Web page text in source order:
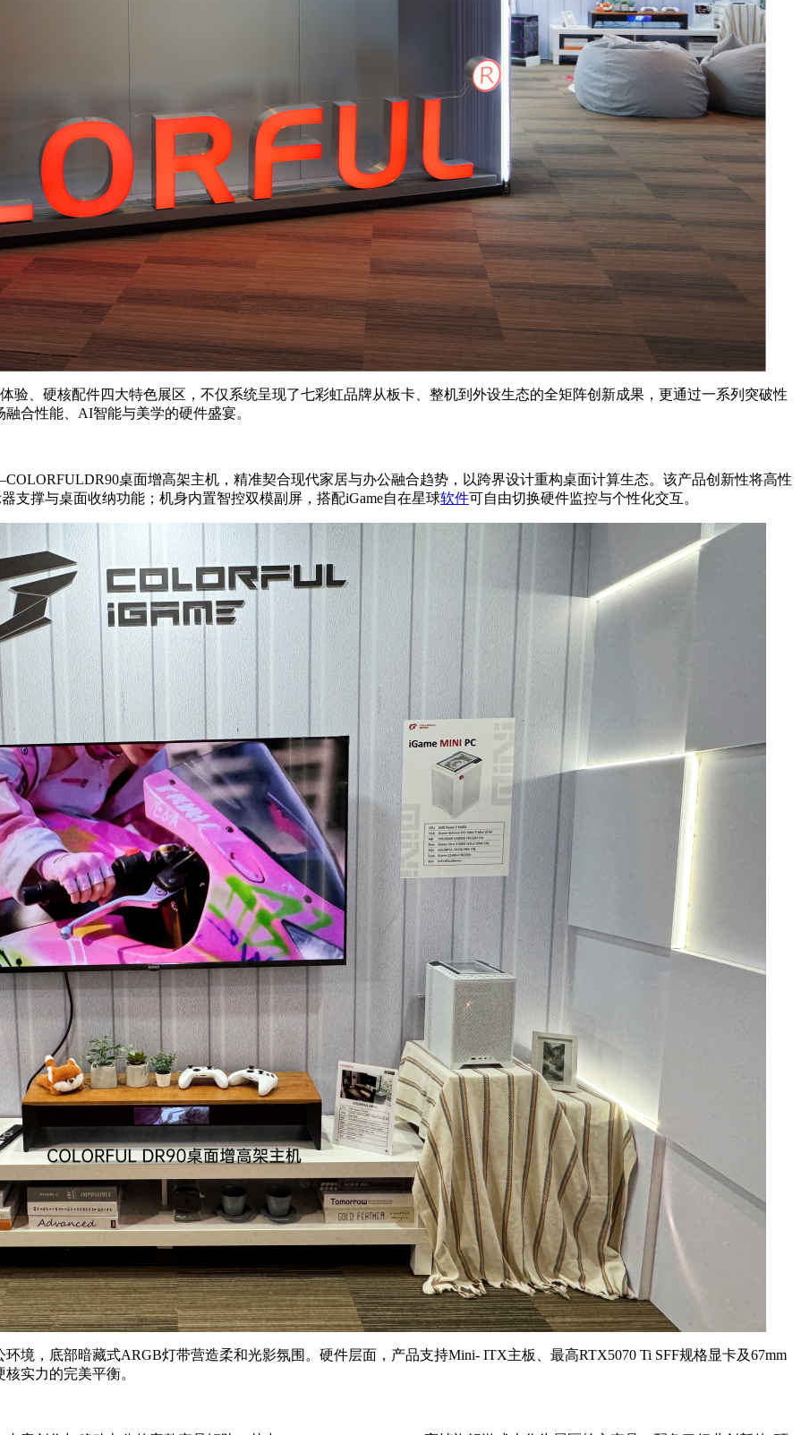
验、硬核配件四大特色展区，不仅系统呈现了七彩虹品牌从板卡、整机到外设生态的全矩阵创新成果，更通过一系列突破性
合性能、AI智能与美学的硬件盛宴。
桌面增高架主机，精准契合现代家居与办公融合趋势，以跨界设计重构桌面计算生态。该产品创新性将高性
支撑与桌面收纳功能；机身内置智控双模副屏，搭配iGame自在星球软件可自由切换硬件监控与个性化交互。
境，底部暗藏式ARGB灯带营造柔和光影氛围。硬件层面，产品支持Mini- ITX主板、最高RTX5070 Ti SFF规格显卡及67mm
实力的完美平衡。